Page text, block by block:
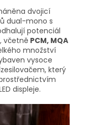
dvojicí
dual-mono s
potenciál
včetně PCM, MQA
množství
vysoce
který
displeje.